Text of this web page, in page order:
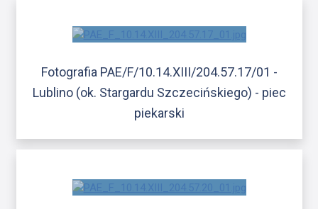
Fotografia PAE/F/10.14.XIII/204.57.17/01 -
Lublino (ok. Stargardu Szczecińskiego) - piec
piekarski